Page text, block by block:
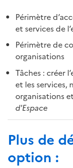
Périmètre
et services de
Périmètre de
organisations
Tâches : créer
et les services,
organisations
d'Espace
Plus de
option :